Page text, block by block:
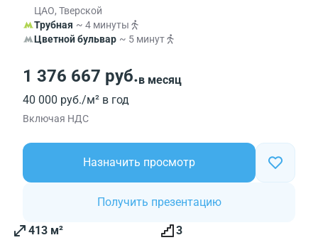
ЦАО, Тверской
Трубная ~ 4 минуты
Цветной бульвар ~ 5 минут
1 376 667 руб.в месяц
40 000 руб./м² в год
Включая НДС
Назначить просмотр
Получить презентацию
413 м² 3